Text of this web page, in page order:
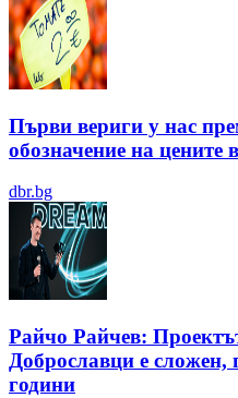
Първи вериги у нас
обозначение на цените
dbr.bg
Райчо Райчев:
Доброславци е сложен,
години